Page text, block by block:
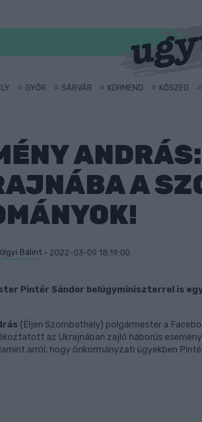
GYŐR SÁRVÁR KÖRMEND KŐSZEG
A
Bálint 2022-03-09 18:19:00
Pintér Sándor belügyminiszterrel is
(Éljen Szombathely) polgármester a
az Ukrajnában zajló háborús
arról, hogy önkormányzati ügyekben